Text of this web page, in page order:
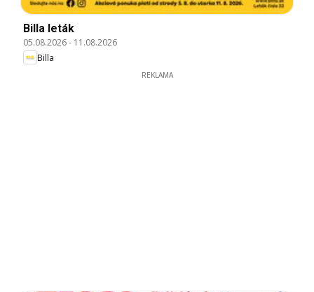
Billa leták
05.08.2026- 11.08.2026
Billa
REKLAMA